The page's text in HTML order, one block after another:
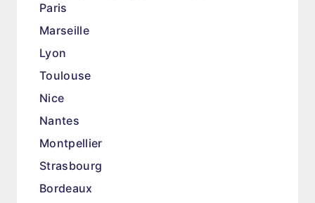
Paris
Marseille
Lyon
Toulouse
Nice
Nantes
Montpellier
Strasbourg
Bordeaux